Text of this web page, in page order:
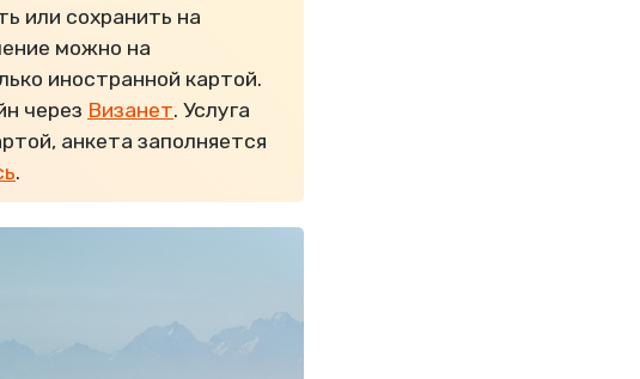
или сохранить на
можно на
иностранной картой.
через Визанет. Услуга
анкета заполняется
.